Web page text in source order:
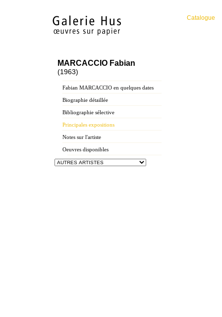
Catalogue
MARCACCIO Fabian
(1963)
Fabian MARCACCIO en quelques dates
Biographie détaillée
Bibliographie sélective
Principales expositions
Notes sur l'artiste
Oeuvres disponibles